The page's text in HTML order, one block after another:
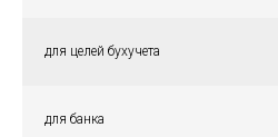
для целей бухучета
для банка